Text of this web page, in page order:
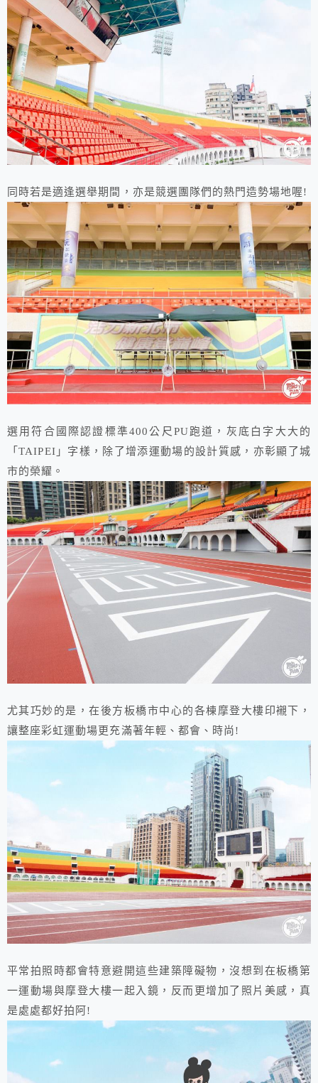
同時若是適逢選舉期間，亦是競選團隊們的熱門造勢場地喔!
選用符合國際認證標準400公尺PU跑道，灰底白字大大的
「TAIPEI」字樣，除了增添運動場的設計質感，亦彰顯了城
市的榮耀。
尤其巧妙的是，在後方板橋市中心的各棟摩登大樓印襯下，
讓整座彩虹運動場更充滿著年輕、都會、時尚!
平常拍照時都會特意避開這些建築障礙物，沒想到在板橋第
一運動場與摩登大樓一起入鏡，反而更增加了照片美感，真
是處處都好拍阿!